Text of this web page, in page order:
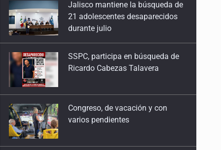
23 de Abril de 2026
Sistema tributario
16 de Abril de 2026
Especulación salvaje
Piden mucho, dan poco
19 de Marzo de 2026
SSPC, participa en búsqueda de
Ricardo Cabezas Talavera
Congreso, de vacación y con
varios pendientes
Identifican a más implicados
en crimen de Valeria